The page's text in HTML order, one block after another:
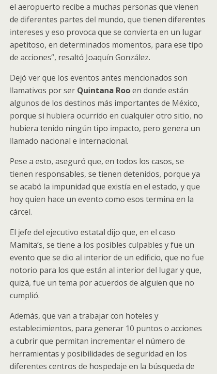
el aeropuerto recibe a muchas personas que vienen
de diferentes partes del mundo, que tienen diferentes
intereses y eso provoca que se convierta en un lugar
apetitoso, en determinados momentos, para ese tipo
de acciones”, resaltó Joaquín González.
Dejó ver que los eventos antes mencionados son
llamativos por ser Quintana Rooen donde están
algunos de los destinos más importantes de México,
porque si hubiera ocurrido en cualquier otro sitio, no
hubiera tenido ningún tipo impacto, pero genera un
llamado nacional e internacional.
Pese a esto, aseguró que, en todos los casos, se
tienen responsables, se tienen detenidos, porque ya
se acabó la impunidad que existía en el estado, y que
hoy quien hace un evento como esos termina en la
cárcel.
El jefe del ejecutivo estatal dijo que, en el caso
Mamita’s, se tiene a los posibles culpables y fue un
evento que se dio al interior de un edificio, que no fue
notorio para los que están al interior del lugar y que,
quizá, fue un tema por acuerdos de alguien que no
cumplió.
Además, que van a trabajar con hoteles y
establecimientos, para generar 10 puntos o acciones
a cubrir que permitan incrementar el número de
herramientas y posibilidades de seguridad en los
diferentes centros de hospedaje en la búsqueda de